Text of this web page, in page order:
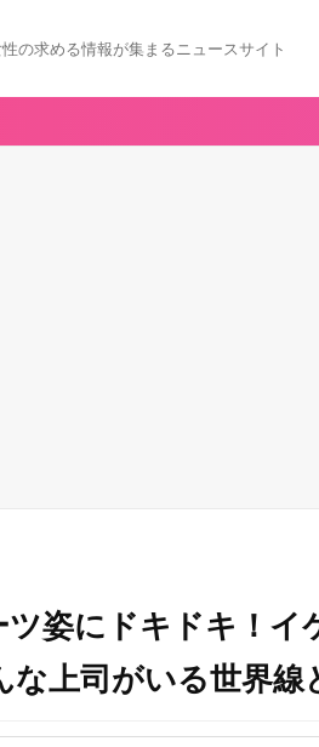
の求める情報が集まるニュースサイト
姿にドキドキ！イ
上司がいる世界線